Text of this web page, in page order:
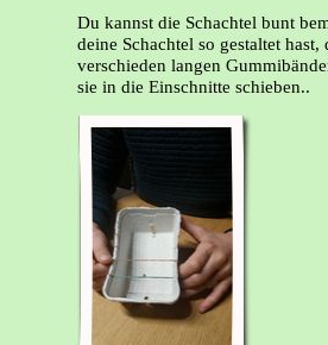
Du kannst die Schachtel bunt
deine Schachtel so gestaltet
verschieden langen
sie in die Einschnitte schieben..